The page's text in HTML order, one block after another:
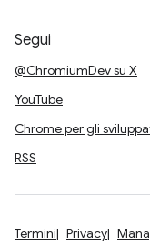
Segui
@ChromiumDev su X
YouTube
Chrome per gli
RSS
Termini Privacy